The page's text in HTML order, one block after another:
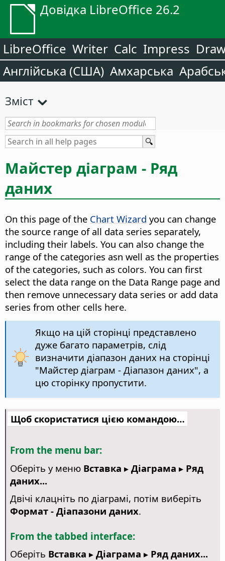
Довідка LibreOffice 26.2
LibreOffice Writer Calc Impress
Англійська (США) Амхарська
Зміст
Майстер діаграм - Ряд
даних
On this page of the Chart Wizard you can change
the source range of all data series separately,
including their labels. You can also change the
range of the categories asn well as the properties
of the categories, such as colors. You can first
select the data range on the Data Range page and
then remove unnecessary data series or add data
series from other cells here.
Якщо на цій сторінці представлено
дуже багато параметрів, слід
визначити діапазон даних на сторінці
"Майстер діаграм - Діапазон даних", а
цю сторінку пропустити.
Щоб скористатися цією командою…
From the menu bar:
Оберіть у меню Вставка ▸ Діаграма ▸ Ряд
даних...
Двічі клацніть по діаграмі, потім виберіть
Формат - Діапазони даних.
From the tabbed interface:
Оберіть Вставка ▸ Діаграма ▸ Ряд даних...